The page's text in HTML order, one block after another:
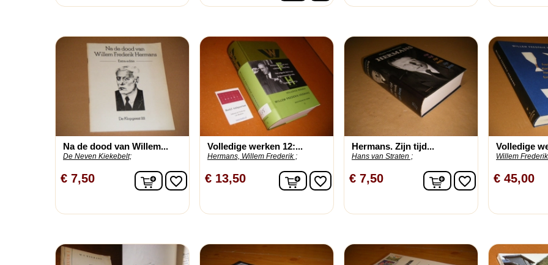
Na de dood van Willem...
De Neven Kiekebelt;
€ 7,50 In winkelwagen
favorite_border
Volledige werken 12:...
Hermans, Willem Frederik ;
€ 13,50 In winkelwagen
favorite_border
Hermans. Zijn tijd...
Hans van Straten ;
€ 7,50 In winkelwagen
favorite_border
Volledige
Willem
€ 45,00